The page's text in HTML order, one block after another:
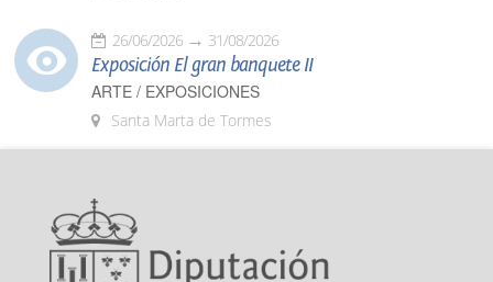
26/06/2026 31/08/2026
Exposición El gran banquete II
ARTE / EXPOSICIONES
Santa Marta de Tormes